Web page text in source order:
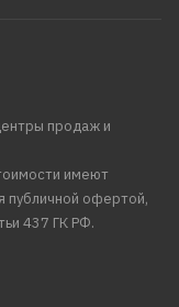
продаж и
имеют
публичной офертой,
437 ГК РФ.